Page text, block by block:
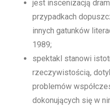
jest inscenizacją
przypadkach
innych gatunków
1989;
spektakl stanowi
rzeczywistością,
problemów
dokonujących się w